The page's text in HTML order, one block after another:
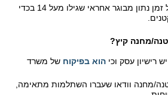
רצוי להשאיר בבית בכל זמן נתון מבוגר אחראי שגילו מעל 14 בכדי
מחנה קיץ?
רישיון עסק וכי הוא בפיקוח של משרד
מחנה וודאו שעברו השתלמות מתאימה,